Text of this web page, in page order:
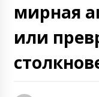
мирная
или